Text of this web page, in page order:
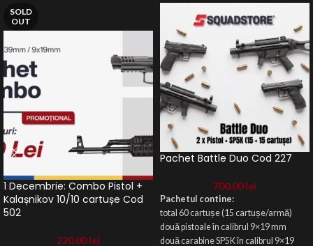
SOLD
OUT
1 Decembrie: Combo Pistol +
Kalașnikov 10/10 cartușe Cod
502
220.00lei
Pachet Battle Duo Cod 227
700.00lei
Pachetul contine:
total 60 cartușe (15 cartușe/armă)
douăpistoale în calibrul 9×19 mm
douăcarabine SP5K în calibrul 9×19